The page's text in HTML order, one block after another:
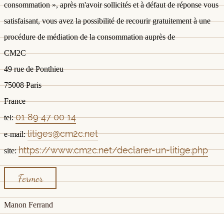
consommation », après m'avoir sollicités et à défaut de réponse vous
satisfaisant, vous avez la possibilité de recourir gratuitement à une
procédure de médiation de la consommation auprès de
CM2C
49 rue de Ponthieu
75008 Paris
France
tel:01 89 47 00 14
e-mail:litiges@cm2c.net
site:https://www.cm2c.net/declarer-un-litige.php
Fermer
Manon Ferrand